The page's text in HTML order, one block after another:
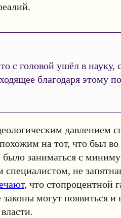
с головой ушёл в науку,
благодаря этому
давлением
на тот, что был
заниматься с
не
, что стопроцентной
законы могут появиться